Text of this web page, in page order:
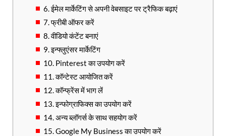
6. ईमेल मार्केटिंग से अपनी वेबसाइट पर ट्रैफिक बढ़ाएं
7. फ्रीबी ऑफर करें
8. वीडियो कंटेंट बनाएं
9. इन्फ्लुएंसर मार्केटिंग
10. Pinterest का उपयोग करें
11. कॉन्टेस्ट आयोजित करें
12. कॉन्फ्रेंस में भाग लें
13. इन्फोग्राफिक्स का उपयोग करें
14. अन्य ब्लॉगर्स के साथ सहयोग करें
15. Google My Business का उपयोग करें